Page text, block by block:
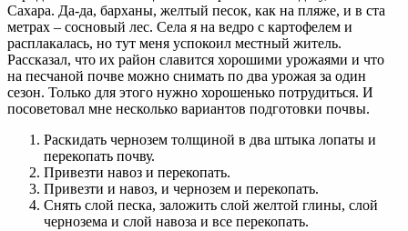
Сахара. Да-да, барханы, желтый песок, как на пляже, и в ста
метрах – сосновый лес. Села я на ведро с картофелем и
расплакалась, но тут меня успокоил местный житель.
Рассказал, что их район славится хорошими урожаями и что
на песчаной почве можно снимать по два урожая за один
сезон. Только для этого нужно хорошенько потрудиться. И
посоветовал мне несколько вариантов подготовки почвы.
Раскидать чернозем толщиной в два штыка лопаты и
перекопать почву.
Привезти навоз и перекопать.
Привезти и навоз, и чернозем и перекопать.
Снять слой песка, заложить слой желтой глины, слой
чернозема и слой навоза и все перекопать.